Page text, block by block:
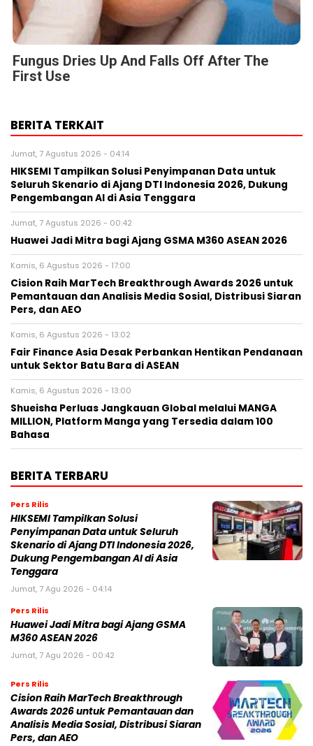
Fungus Dries Up And Falls Off After The
First Use
BERITA TERKAIT
Jumat, 7 Agustus 2026 - 04:14
HIKSEMI Tampilkan Solusi Penyimpanan Data untuk
Seluruh Skenario di Ajang DTI Indonesia 2026, Dukung
Pengembangan AI di Asia Tenggara
Jumat, 7 Agustus 2026 - 00:42
Huawei Jadi Mitra bagi Ajang GSMA M360 ASEAN 2026
Kamis, 6 Agustus 2026 - 17:00
Cision Raih MarTech Breakthrough Awards 2026 untuk
Pemantauan dan Analisis Media Sosial, Distribusi Siaran
Pers, dan AEO
Kamis, 6 Agustus 2026 - 13:02
Fair Finance Asia Desak Perbankan Hentikan Pendanaan
untuk Sektor Batu Bara di ASEAN
Kamis, 6 Agustus 2026 - 13:00
Shueisha Perluas Jangkauan Global melalui MANGA
MILLION, Platform Manga yang Tersedia dalam 100
Bahasa
BERITA TERBARU
Pers Rilis
HIKSEMI Tampilkan Solusi
Penyimpanan Data untuk Seluruh
Skenario di Ajang DTI Indonesia 2026,
Dukung Pengembangan AI di Asia
Tenggara
Jumat, 7 Agu 2026 - 04:14
Pers Rilis
Huawei Jadi Mitra bagi Ajang GSMA
M360 ASEAN 2026
Jumat, 7 Agu 2026 - 00:42
Pers Rilis
Cision Raih MarTech Breakthrough
Awards 2026 untuk Pemantauan dan
Analisis Media Sosial, Distribusi Siaran
Pers, dan AEO